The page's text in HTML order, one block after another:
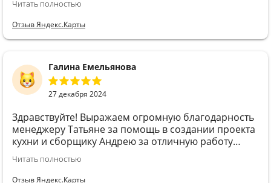
даны граммотные и профессиональные
комментарии и советы. Кухня получилась
Читать полностью
Отзыв Яндекс.Карты
Галина Емельянова
27 декабря 2024
Здравствуйте! Выражаем огромную благодарность
менеджеру Татьяне за помощь в создании проекта
кухни и сборщику Андрею за отличную работу
26.12.2024
Читать полностью
Отзыв Яндекс.Карты